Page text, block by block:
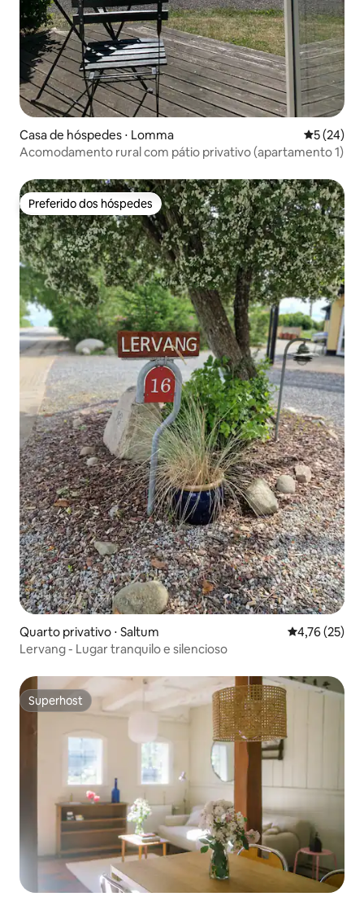
Casa de hóspedes ⋅ Lomma 5 de uma
5 (24)
Acomodamento rural com pátio privativo (apartamento 1)
Preferido dos hóspedes
Preferido dos hóspedes
Quarto privativo ⋅ Saltum 4,76 de uma
4,76 (25)
Lervang - Lugar tranquilo e silencioso
Superhost
Superhost